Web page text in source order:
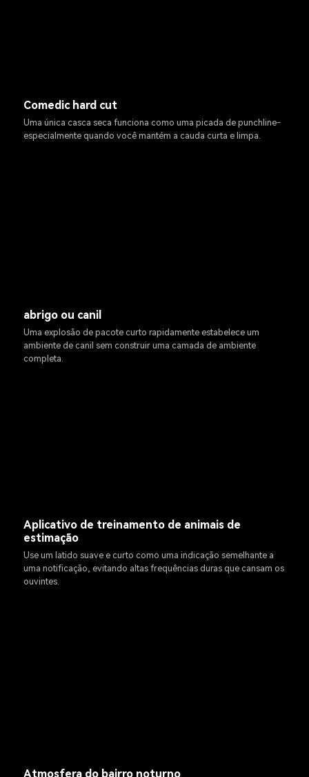
Comedic hard cut
Uma única casca seca funciona como uma picada de punchline-
especialmente quando você mantém a cauda curta e limpa.
abrigo ou canil
Uma explosão de pacote curto rapidamente estabelece um
ambiente de canil sem construir uma camada de ambiente
completa.
Aplicativo de treinamento de animais de
estimação
Use um latido suave e curto como uma indicação semelhante a
uma notificação, evitando altas frequências duras que cansam os
ouvintes.
Atmosfera do bairro noturno